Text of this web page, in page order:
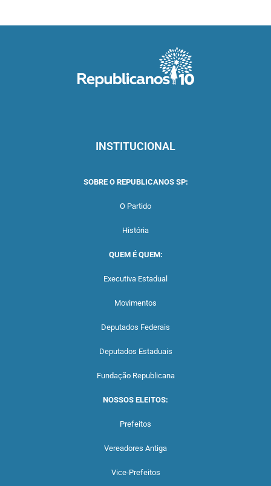
INSTITUCIONAL
SOBRE O REPUBLICANOS SP:
O Partido
História
QUEM É QUEM:
Executiva Estadual
Movimentos
Deputados Federais
Deputados Estaduais
Fundação Republicana
NOSSOS ELEITOS:
Prefeitos
Vereadores Antiga
Vice-Prefeitos